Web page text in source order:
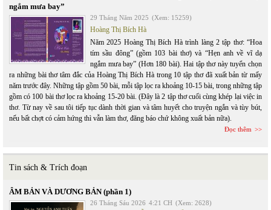
ngắm mưa bay”
29 Tháng Năm 2025 (Xem: 15259)
Hoàng Thị Bích Hà
Năm 2025 Hoàng Thị Bích Hà trình làng 2 tập thơ: “Hoa
tím sầu đông” (gồm 103 bài thơ) và “Hẹn anh về vĩ dạ
ngắm mưa bay” (Hơn 180 bài). Hai tập thơ này tuyển chọn
ra những bài thơ tâm đắc của Hoàng Thị Bích Hà trong 10 tập thơ đã xuất bản từ mấy
năm trước đây. Những tập gồm 50 bài, mỗi tập lọc ra khoảng 10-15 bài, trong những tập
gồm có 100 bài thơ lọc ra khoảng 15-20 bài. (Đây là 2 tập thơ cuối cùng khép lại việc in
thơ. Từ nay về sau tôi tiếp tục dành thời gian và tâm huyết cho truyện ngắn và tùy bút,
nếu bất chợt có cảm hứng thì vẫn làm thơ, đăng báo chứ không xuất bản nữa).
Đọc thêm
Tin sách & Trích đoạn
ÂM BẢN VÀ DƯƠNG BẢN (phần 1)
26 Tháng Sáu 2026 4:21 CH (Xem: 2628)